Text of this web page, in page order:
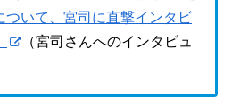
ついて、宮司に直撃インタビ
（宮司さんへのインタビュ